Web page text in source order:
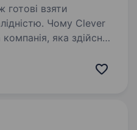
готові взяти
Чому Clever
яка здійснює
бізнесу рухатися